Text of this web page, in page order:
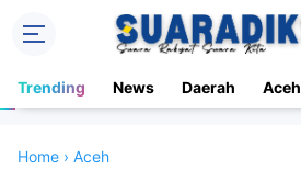
Trending News Daerah Aceh
Home › Aceh